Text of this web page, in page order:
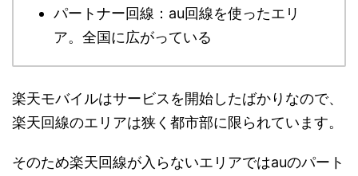
パートナー回線：au回線を使ったエリ
ア。全国に広がっている
楽天モバイルはサービスを開始したばかりなので、
楽天回線のエリアは狭く都市部に限られています。
そのため楽天回線が入らないエリアではauのパート